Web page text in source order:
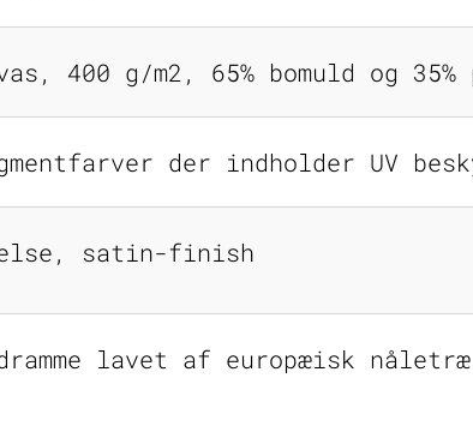
400 g/m2, 65% bomuld og
der indholder UV
satin-finish
lavet af europæisk